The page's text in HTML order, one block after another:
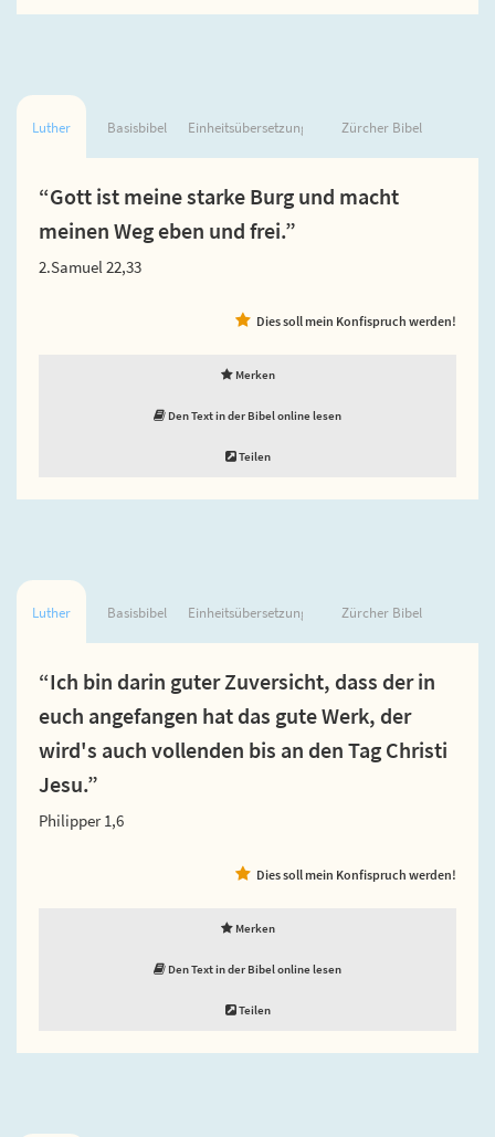
Luther Basisbibel Einheitsübersetzung Zürcher Bibel
“Gott ist meine starke Burg und macht
meinen Weg eben und frei.”
2.Samuel 22,33
Dies soll mein Konfispruch werden!
Merken
Den Text in der Bibel online lesen
Teilen
Luther Basisbibel Einheitsübersetzung Zürcher Bibel
“Ich bin darin guter Zuversicht, dass der in
euch angefangen hat das gute Werk, der
wird's auch vollenden bis an den Tag Christi
Jesu.”
Philipper 1,6
Dies soll mein Konfispruch werden!
Merken
Den Text in der Bibel online lesen
Teilen